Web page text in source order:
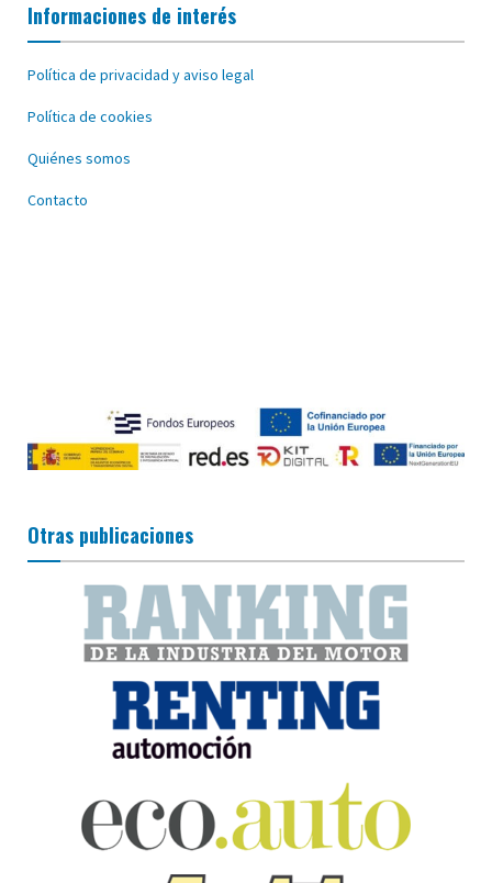
Informaciones de interés
Política de privacidad y aviso legal
Política de cookies
Quiénes somos
Contacto
Otras publicaciones